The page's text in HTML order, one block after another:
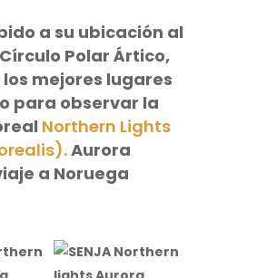
a su ubicación al
Polar Ártico,
los mejores lugares
para observar la
Northern Lights
Aurora
a Noruega